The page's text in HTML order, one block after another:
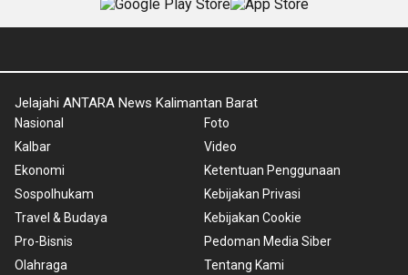
Jelajahi ANTARA News Kalimantan Barat
Nasional
Kalbar
Ekonomi
Sospolhukam
Travel & Budaya
Pro-Bisnis
Olahraga
Foto
Video
Ketentuan Penggunaan
Kebijakan Privasi
Kebijakan Cookie
Pedoman Media Siber
Tentang Kami